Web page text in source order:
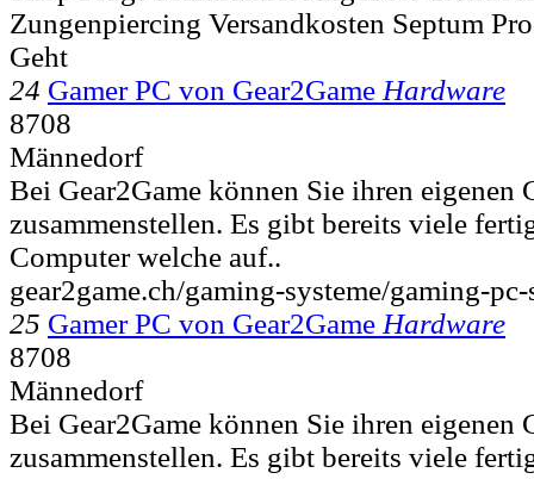
Zungenpiercing Versandkosten Septum
Geht
24 Gamer PC von Gear2Game Hardware
8708
Männedorf
Bei Gear2Game können Sie ihren eigenen
zusammenstellen. Es gibt bereits viele
Computer welche auf..
gear2game.ch/gaming-systeme/gaming-
25 Gamer PC von Gear2Game Hardware
8708
Männedorf
Bei Gear2Game können Sie ihren eigenen
zusammenstellen. Es gibt bereits viele